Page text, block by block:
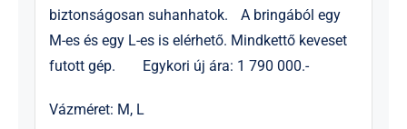
biztonságosan suhanhatok. A bringából egy
M-es és egy L-es is elérhető. Mindkettő keveset
futott gép. Egykori új ára: 1 790 000.-
Vázméret: M, L